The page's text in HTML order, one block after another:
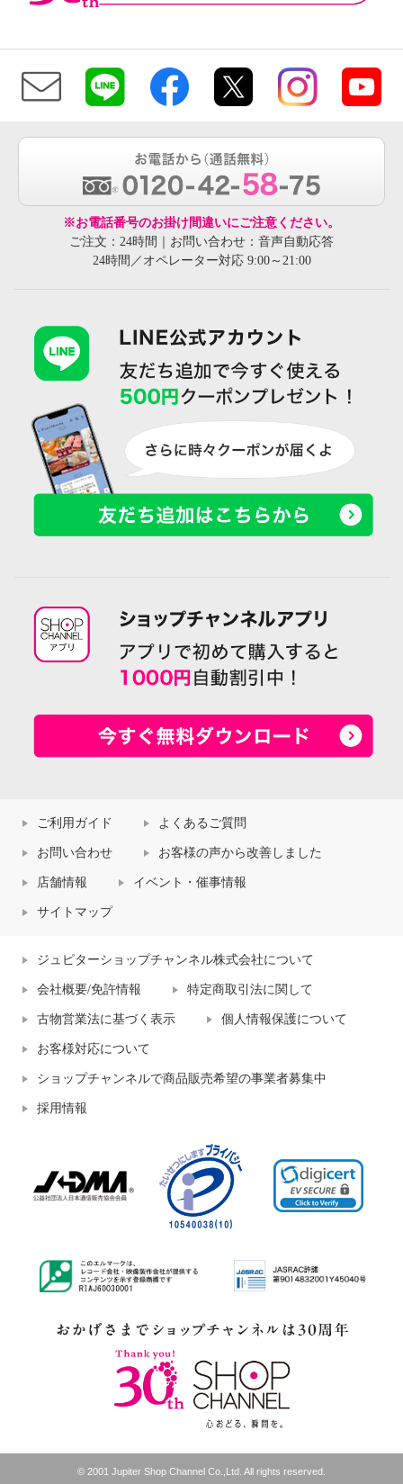
※お電話番号のお掛け間違いにご注意ください。
ご注文：24時間｜お問い合わせ：音声自動応答
24時間／オペレーター対応 9:00～21:00
ご利用ガイド よくあるご質問
お問い合わせ お客様の声から改善しました
店舗情報 イベント・催事情報
サイトマップ
ジュピターショップチャンネル株式会社について
会社概要/免許情報 特定商取引法に関して
古物営業法に基づく表示 個人情報保護について
お客様対応について
ショップチャンネルで商品販売希望の事業者募集中
採用情報
© 2001 Jupiter Shop Channel Co.,Ltd. All rights reserved.